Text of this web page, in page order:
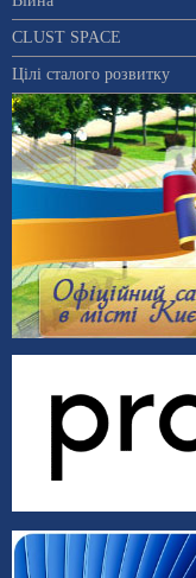
CLUST SPACE
Цілі сталого розвитку